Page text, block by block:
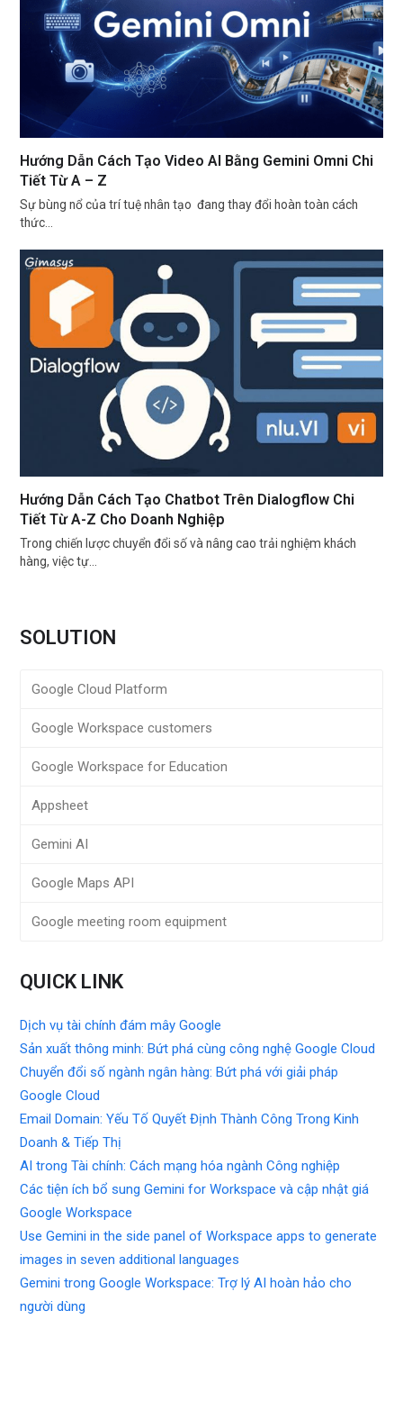
Hướng Dẫn Cách Tạo Video AI Bằng Gemini Omni Chi
Tiết Từ A – Z
Sự bùng nổ của trí tuệ nhân tạo đang thay đổi hoàn toàn cách
thức…
Hướng Dẫn Cách Tạo Chatbot Trên Dialogflow Chi
Tiết Từ A-Z Cho Doanh Nghiệp
Trong chiến lược chuyển đổi số và nâng cao trải nghiệm khách
hàng, việc tự…
SOLUTION
Google Cloud Platform
Google Workspace customers
Google Workspace for Education
Appsheet
Gemini AI
Google Maps API
Google meeting room equipment
QUICK LINK
Dịch vụ tài chính đám mây Google
Sản xuất thông minh: Bứt phá cùng công nghệ Google Cloud
Chuyển đổi số ngành ngân hàng: Bứt phá với giải pháp
Google Cloud
Email Domain: Yếu Tố Quyết Định Thành Công Trong Kinh
Doanh & Tiếp Thị
AI trong Tài chính: Cách mạng hóa ngành Công nghiệp
Các tiện ích bổ sung Gemini for Workspace và cập nhật giá
Google Workspace
Use Gemini in the side panel of Workspace apps to generate
images in seven additional languages
Gemini trong Google Workspace: Trợ lý AI hoàn hảo cho
người dùng